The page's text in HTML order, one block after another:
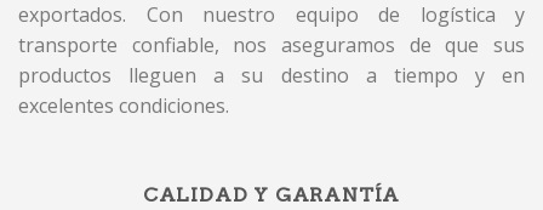
exportados. Con nuestro equipo de logística y
transporte confiable, nos aseguramos de que sus
productos lleguen a su destino a tiempo y en
excelentes condiciones.
CALIDAD Y GARANTÍA